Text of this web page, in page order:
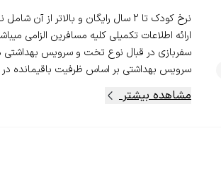
سفربازی در قبال نوع تخت و سرویس بهداشتی
سرویس بهداشتی بر اساس ظرفیت باقیمانده
مشاهده بیشتر